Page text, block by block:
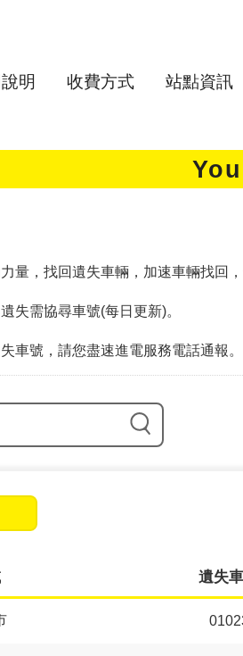
明 收費方式 站點資訊
量，找回遺失車輛，加速車輛找回，
失需協尋車號(每日更新)。
車號，請您盡速進電服務電話通報。
遺失